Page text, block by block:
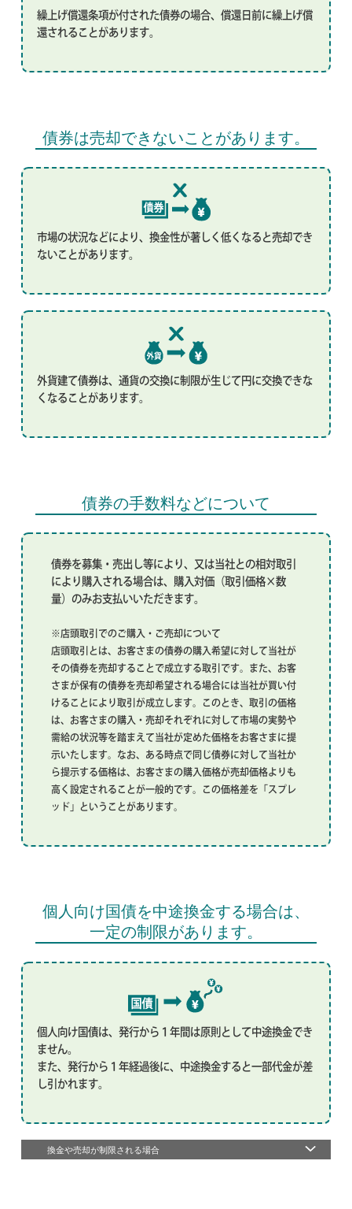
繰上げ償還条項が付された債券の場合、償還日前に繰上げ償
還されることがあります。
債券は売却できないことがあります。
市場の状況などにより、換金性が著しく低くなると売却でき
ないことがあります。
外貨建て債券は、通貨の交換に制限が生じて円に交換できな
くなることがあります。
債券の手数料などについて
債券を募集・売出し等により、又は当社との相対取引
により購入される場合は、購入対価（取引価格×数
量）のみお支払いいただきます。
※店頭取引でのご購入・ご売却について
店頭取引とは、お客さまの債券の購入希望に対して当社が
その債券を売却することで成立する取引です。また、お客
さまが保有の債券を売却希望される場合には当社が買い付
けることにより取引が成立します。このとき、取引の価格
は、お客さまの購入・売却それぞれに対して市場の実勢や
需給の状況等を踏まえて当社が定めた価格をお客さまに提
示いたします。なお、ある時点で同じ債券に対して当社か
ら提示する価格は、お客さまの購入価格が売却価格よりも
高く設定されることが一般的です。この価格差を「スプレ
ッド」ということがあります。
個人向け国債を中途換金する場合は、
一定の制限があります。
個人向け国債は、発行から１年間は原則として中途換金でき
ません。
また、発行から１年経過後に、中途換金すると一部代金が差
し引かれます。
換金や売却が制限される場合